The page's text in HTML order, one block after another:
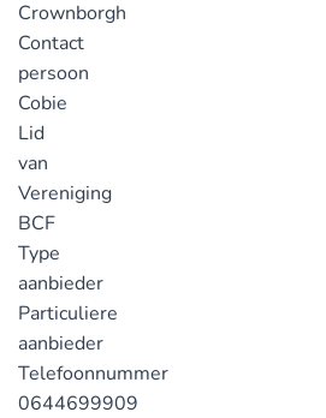
Crownborgh
Contact
persoon
Cobie
Lid
van
Vereniging
BCF
Type
aanbieder
Particuliere
aanbieder
Telefoonnummer
0644699909